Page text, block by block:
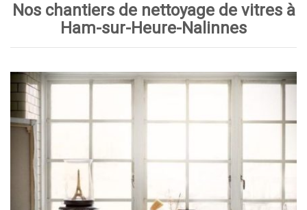
Nos chantiers de nettoyage de vitres à
Ham-sur-Heure-Nalinnes